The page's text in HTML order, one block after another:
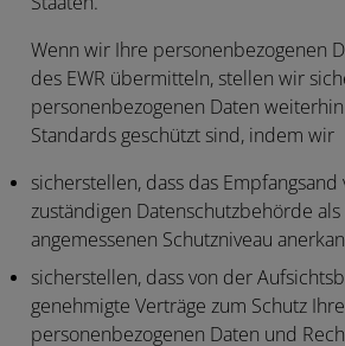
Wenn wir Ihre personenbezogenen
des EWR übermitteln, stellen wir
personenbezogenen Daten
Standards geschützt sind, indem wir
sicherstellen, dass das Empfangsand
zuständigen Datenschutzbehörde
angemessenen Schutzniveau
sicherstellen, dass von der
genehmigte Verträge zum Schutz
personenbezogenen Daten und